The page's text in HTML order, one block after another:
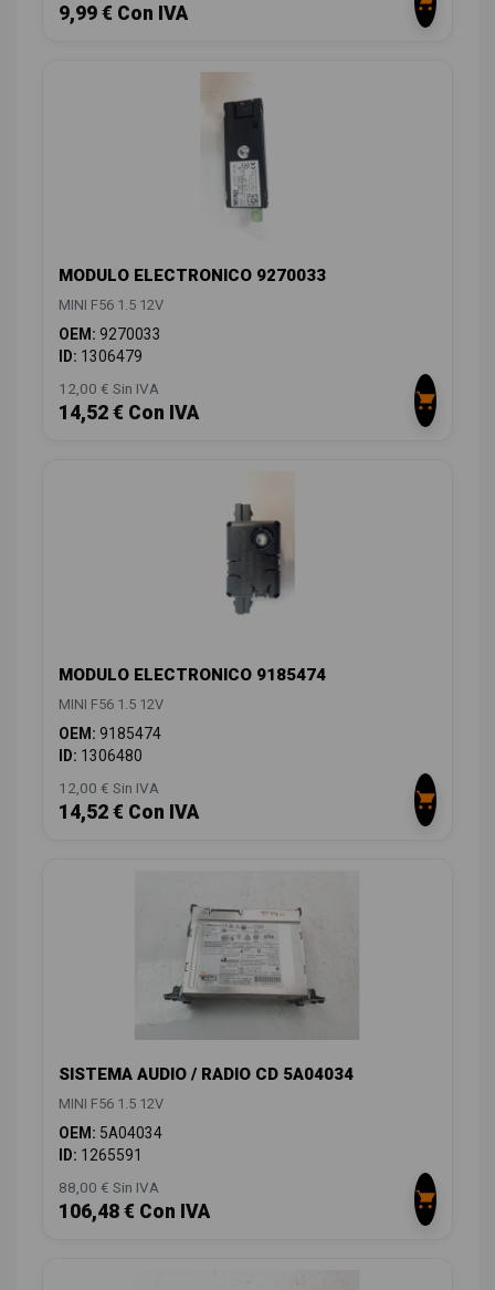
9,99 € Con IVA
MODULO ELECTRONICO 9270033
MINI F56 1.5 12V
OEM: 9270033
ID: 1306479
12,00 € Sin IVA
14,52 € Con IVA
MODULO ELECTRONICO 9185474
MINI F56 1.5 12V
OEM: 9185474
ID: 1306480
12,00 € Sin IVA
14,52 € Con IVA
SISTEMA AUDIO / RADIO CD 5A04034
MINI F56 1.5 12V
OEM: 5A04034
ID: 1265591
88,00 € Sin IVA
106,48 € Con IVA